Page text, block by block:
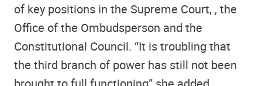
of key positions in the Supreme Court, , the
Office of the Ombudsperson and the
Constitutional Council. “It is troubling that
the third branch of power has still not been